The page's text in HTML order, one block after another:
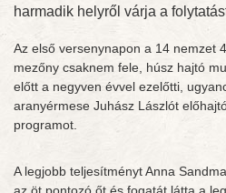
harmadik helyről várja a
Az első versenynapon a 14 nemzet
mezőny csaknem fele, húsz hajtó
előtt a negyven évvel ezelőtti,
aranyérmese Juhász Lászlót
programot.
A legjobb teljesítményt Anna